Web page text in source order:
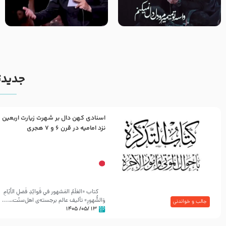
مصداق کربلا – حاج حسین سیب
شور ، حسینا! به‌ حق زهرا «أُنْظُرْ
إِلَینا» – عزاداری شب هفتم ماه
جالب و خواندنی
اسنادی کهن دال بر شهرت زیارت اربعین
نزد امامیه در قرن ۶ و ۷ هجری
کتاب «العَلَمُ المَشهور في فَوائِدِ فَضلِ الأيّامِ
وَالشُّهورِ» تألیف عالم برجسته‌ی اهل‌سنّت…...
۱۳ /۰۵/ ۱۴۰۵